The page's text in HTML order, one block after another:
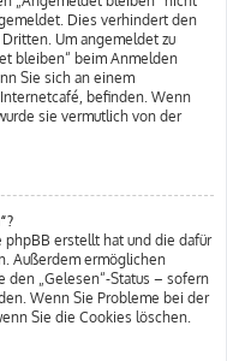
Dies verhindert den
Um angemeldet zu
bleiben“ beim Anmelden
Sie sich an einem
befinden. Wenn
sie vermutlich von der
phpBB erstellt hat und die dafür
Außerdem ermöglichen
„Gelesen“-Status – sofern
Wenn Sie Probleme bei der
Sie die Cookies löschen.